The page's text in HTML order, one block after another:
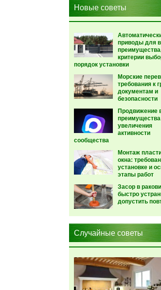
Новые советы
приводы для
критерии
порядок установки
Морские
требования к
документам и
безопасности
Продвижение
преимущества
увеличения
активности
сообщества
Монтаж
окна:
установке и
этапы работ
Засор в
быстро
допустить
Случайные советы